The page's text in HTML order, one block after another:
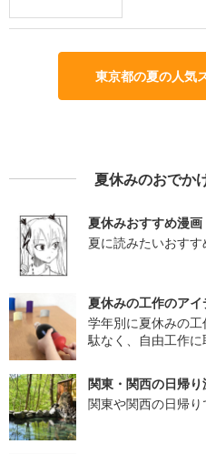
東京都の夏の人気
夏休みのおでか
夏休みおすすめ漫画
夏に読みたいおす
夏休みの工作のアイ
学年別に夏休みの
駄なく、自由工作に
関東・関西の日帰り
関東や関西の日帰